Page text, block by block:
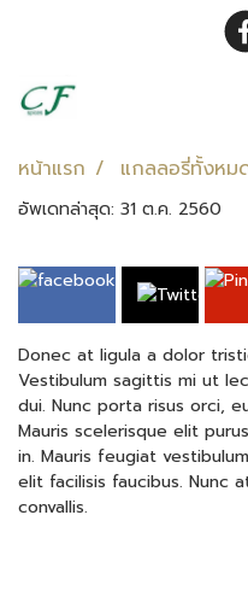
หน้าแรก แกลลอรี่ทั้งหม
อัพเดทล่าสุด: 31 ต.ค. 2560
Donec at ligula a dolor
Vestibulum sagittis mi ut
dui. Nunc porta risus orci,
Mauris scelerisque elit
in. Mauris feugiat
elit facilisis faucibus. Nunc
convallis.